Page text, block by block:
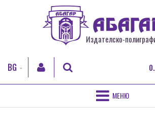
BG
EN
RO
Издателско-